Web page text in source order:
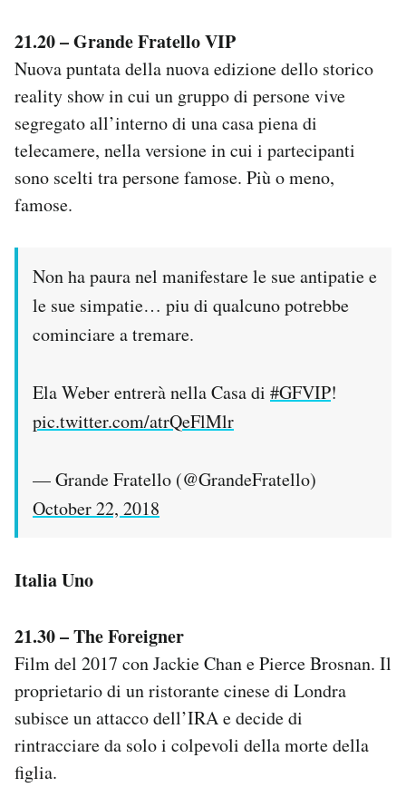
21.20 – Grande Fratello VIP
Nuova puntata della nuova edizione dello storico
reality show in cui un gruppo di persone vive
segregato all’interno di una casa piena di
telecamere, nella versione in cui i partecipanti
sono scelti tra persone famose. Più o meno,
famose.
Non ha paura nel manifestare le sue antipatie e
le sue simpatie… piu di qualcuno potrebbe
cominciare a tremare.
Ela Weber entrerà nella Casa di #GFVIP!
pic.twitter.com/atrQeFlMlr
— Grande Fratello (@GrandeFratello)
October 22, 2018
Italia Uno
21.30 – The Foreigner
Film del 2017 con Jackie Chan e Pierce Brosnan. Il
proprietario di un ristorante cinese di Londra
subisce un attacco dell’IRA e decide di
rintracciare da solo i colpevoli della morte della
figlia.